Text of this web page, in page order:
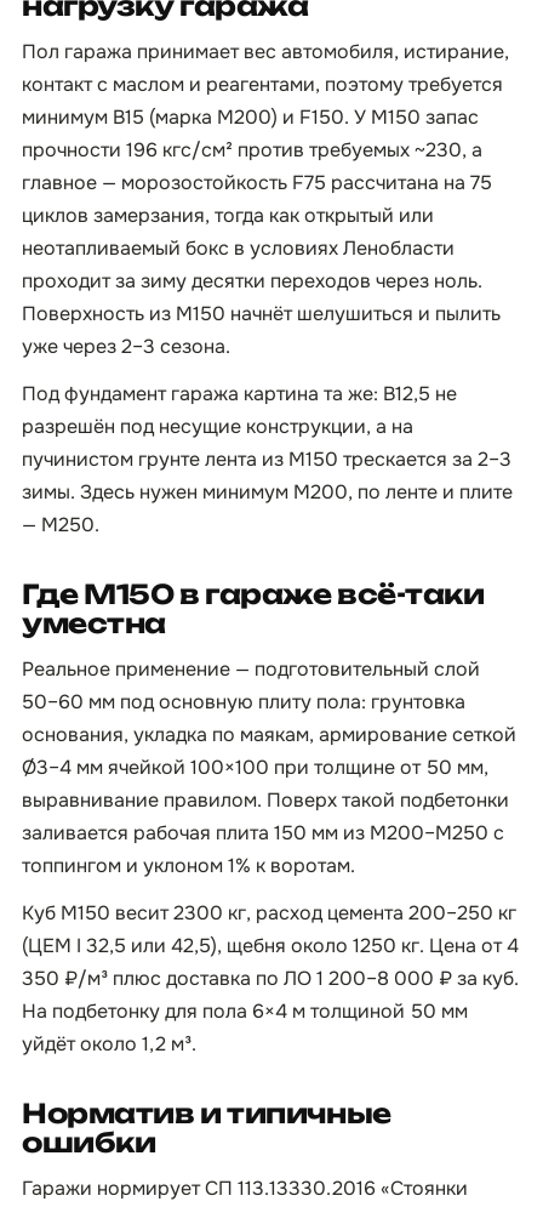
Пол гаража принимает вес автомобиля, истирание,
контакт с маслом и реагентами, поэтому требуется
минимум B15 (марка М200) и F150. У М150 запас
прочности 196 кгс/см² против требуемых ~230, а
главное — морозостойкость F75 рассчитана на 75
циклов замерзания, тогда как открытый или
неотапливаемый бокс в условиях Ленобласти
проходит за зиму десятки переходов через ноль.
Поверхность из М150 начнёт шелушиться и пылить
уже через 2–3 сезона.
Под фундамент гаража картина та же: B12,5 не
разрешён под несущие конструкции, а на
пучинистом грунте лента из М150 трескается за 2–3
зимы. Здесь нужен минимум М200, по ленте и плите
— М250.
Где М150 в гараже всё-таки
уместна
Реальное применение — подготовительный слой
50–60 мм под основную плиту пола: грунтовка
основания, укладка по маякам, армирование сеткой
Ø3–4 мм ячейкой 100×100 при толщине от 50 мм,
выравнивание правилом. Поверх такой подбетонки
заливается рабочая плита 150 мм из М200–М250 с
топпингом и уклоном 1% к воротам.
Куб М150 весит 2300 кг, расход цемента 200–250 кг
(ЦЕМ I 32,5 или 42,5), щебня около 1250 кг. Цена от 4
350 ₽/м³ плюс доставка по ЛО 1 200–8 000 ₽ за куб.
На подбетонку для пола 6×4 м толщиной 50 мм
уйдёт около 1,2 м³.
Норматив и типичные
ошибки
Гаражи нормирует СП 113.13330.2016 «Стоянки